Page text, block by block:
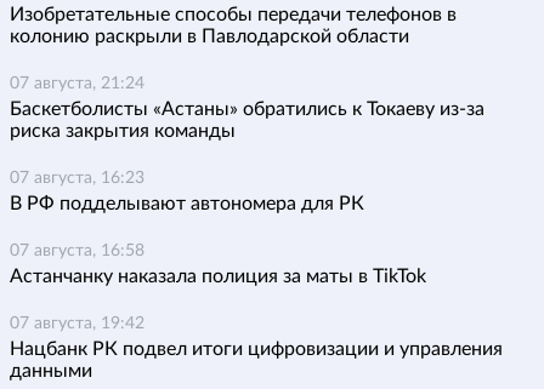
Изобретательные способы передачи телефонов в
колонию раскрыли в Павлодарской области
07 августа, 21:24
Баскетболисты «Астаны» обратились к Токаеву из-за
риска закрытия команды
07 августа, 16:23
В РФ подделывают автономера для РК
07 августа, 16:58
Астанчанку наказала полиция за маты в TikTok
07 августа, 19:42
Нацбанк РК подвел итоги цифровизации и управления
данными